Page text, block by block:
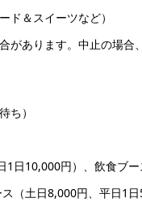
ド＆スイーツなど）
あります。中止の場合
ち）
日10,000円）、飲食ブ
ス（土日8,000円、平日